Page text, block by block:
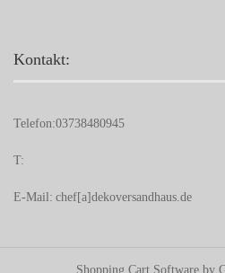
Kontakt:
Telefon:03738480945
T:
E-Mail: chef[a]dekoversandhaus.de
Shopping Cart Softwareby